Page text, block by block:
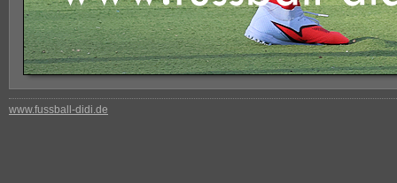
www.fussball-didi.de